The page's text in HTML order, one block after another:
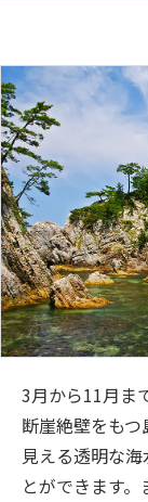
3月から11月ま
断崖絶壁をも
見える透明な
とができます